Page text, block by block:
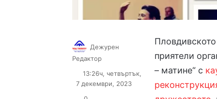
приятели
– матине“ с
Дежурен
Редактор
X email
13:26ч, четвъртък,
7 декември, 2023